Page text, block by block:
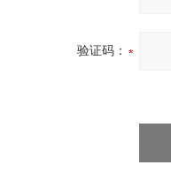
验证码：